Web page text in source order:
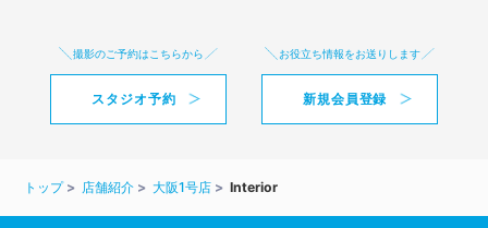
撮影のご予約はこちらから
スタジオ予約
お役立ち情報をお送りします
新規会員登録
トップ 店舗紹介 大阪1号店 Interior